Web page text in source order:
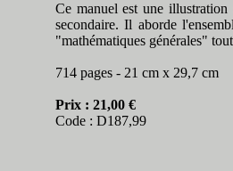
Ce manuel est une illustration
secondaire. Il aborde
"mathématiques générales"
714 pages - 21 cm x 29,7 cm
Prix : 21,00 €
Code : D187,99